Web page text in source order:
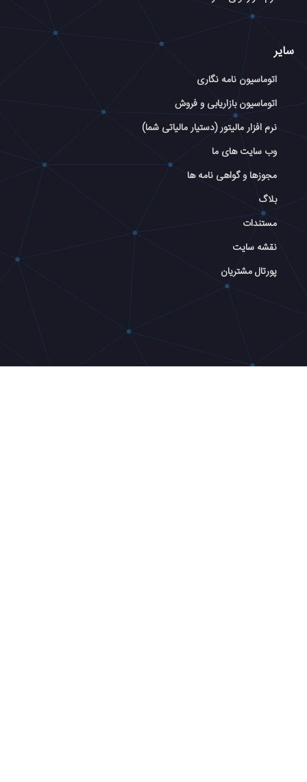
سایر
اتوماسیون نامه نگاری
اتوماسیون بازاریابی و فروش
نرم افزار مالیتور (دستیار مالیاتی شما)
وب سایت های ما
مجوزها و گواهی نامه ها
بلاگ
مستندات
نقشه سایت
پورتال مشتریان